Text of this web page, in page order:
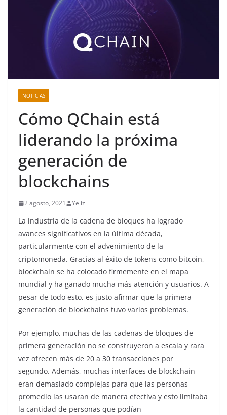
NOTICIAS
Cómo QChain está
liderando la próxima
generación de
blockchains
2 agosto, 2021 Yeliz
La industria de la cadena de bloques ha logrado
avances significativos en la última década,
particularmente con el advenimiento de la
criptomoneda. Gracias al éxito de tokens como bitcoin,
blockchain se ha colocado firmemente en el mapa
mundial y ha ganado mucha más atención y usuarios. A
pesar de todo esto, es justo afirmar que la primera
generación de blockchains tuvo varios problemas.
Por ejemplo, muchas de las cadenas de bloques de
primera generación no se construyeron a escala y rara
vez ofrecen más de 20 a 30 transacciones por
segundo. Además, muchas interfaces de blockchain
eran demasiado complejas para que las personas
promedio las usaran de manera efectiva y esto limitaba
la cantidad de personas que podían